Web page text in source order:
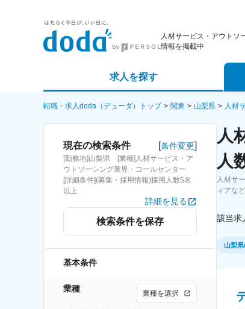
人材サービス・アウトソ
情報を掲載中
求人を探す
詳細条件から探す
求人特集から探す
転職・求人doda（デューダ）トップ 関東 山梨県 人材
現在の検索条件 [条件変更]
[勤務地]山梨県 [業種]人材サービス・ア
ウトソーシング業界・コールセンター
[詳細条件](募集・採用情報)採用人数5名
以上
詳細を見る
検索条件を保存
基本条件
業種 業種を選択
人
人
人材サ
ィアな
該当求
山梨県